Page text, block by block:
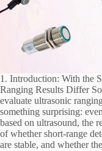
1. Introduction: With the
Ranging Results Differ
evaluate ultrasonic
something surprising:
based on ultrasound, the
of whether short-range
are stable, and whether